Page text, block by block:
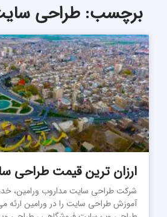
برچسب: طراحی
ارزان ترین قیمت طراحی
شرکت طراحی سایت مداروب ورامین،
آموزش طراحی سایت را در ورامین ارئه